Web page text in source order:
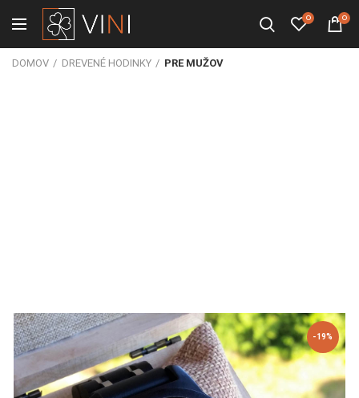
0 0
DOMOV DREVENÉ HODINKY PRE MUŽOV
-19%